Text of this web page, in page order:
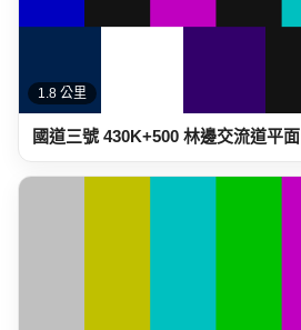
1.8 公里
國道三號 430K+500 林邊交流道平面